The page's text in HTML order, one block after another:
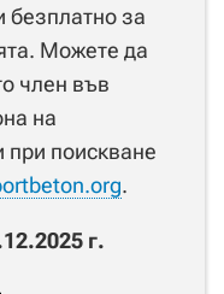
безплатно за
Можете да
член във
на
при поискване
.
г.